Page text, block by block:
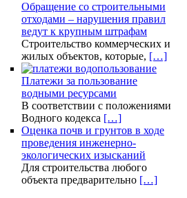
Обращение со строительными
отходами – нарушения правил
ведут к крупным штрафам
Строительство коммерческих и
жилых объектов, которые, […]
Платежи за пользование
водными ресурсами
В соответствии с положениями
Водного кодекса […]
Оценка почв и грунтов в ходе
проведения инженерно-
экологических изысканий
Для строительства любого
объекта предварительно […]